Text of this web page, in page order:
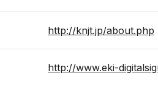
http://knjt.jp/about.php
http://www.eki-